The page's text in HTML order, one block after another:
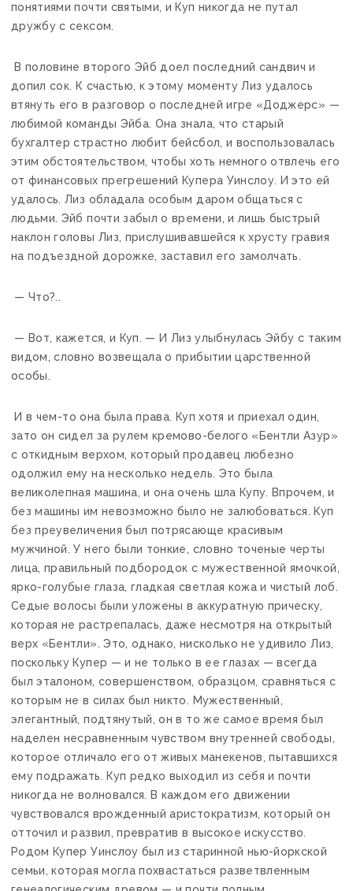
понятиями почти святыми, и Куп никогда не путал
дружбу с сексом.
В половине второго Эйб доел последний сандвич и
допил сок. К счастью, к этому моменту Лиз удалось
втянуть его в разговор о последней игре «Доджерс» —
любимой команды Эйба. Она знала, что старый
бухгалтер страстно любит бейсбол, и воспользовалась
этим обстоятельством, чтобы хоть немного отвлечь его
от финансовых прегрешений Купера Уинслоу. И это ей
удалось. Лиз обладала особым даром общаться с
людьми. Эйб почти забыл о времени, и лишь быстрый
наклон головы Лиз, прислушивавшейся к хрусту гравия
на подъездной дорожке, заставил его замолчать.
— Что?..
— Вот, кажется, и Куп. — И Лиз улыбнулась Эйбу с таким
видом, словно возвещала о прибытии царственной
особы.
И в чем-то она была права. Куп хотя и приехал один,
зато он сидел за рулем кремово-белого «Бентли Азур»
с откидным верхом, который продавец любезно
одолжил ему на несколько недель. Это была
великолепная машина, и она очень шла Купу. Впрочем, и
без машины им невозможно было не залюбоваться. Куп
без преувеличения был потрясающе красивым
мужчиной. У него были тонкие, словно точеные черты
лица, правильный подбородок с мужественной ямочкой,
ярко-голубые глаза, гладкая светлая кожа и чистый лоб.
Седые волосы были уложены в аккуратную прическу,
которая не растрепалась, даже несмотря на открытый
верх «Бентли». Это, однако, нисколько не удивило Лиз,
поскольку Купер — и не только в ее глазах — всегда
был эталоном, совершенством, образцом, сравняться с
которым не в силах был никто. Мужественный,
элегантный, подтянутый, он в то же самое время был
наделен несравненным чувством внутренней свободы,
которое отличало его от живых манекенов, пытавшихся
ему подражать. Куп редко выходил из себя и почти
никогда не волновался. В каждом его движении
чувствовался врожденный аристократизм, который он
отточил и развил, превратив в высокое искусство.
Родом Купер Уинслоу был из старинной нью-йоркской
семьи, которая могла похвастаться разветвленным